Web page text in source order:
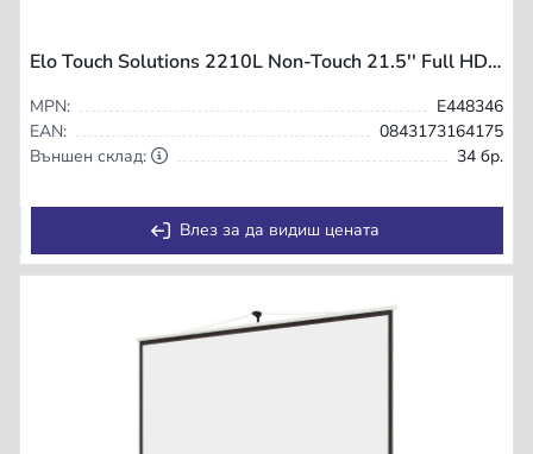
Elo Touch Solutions 2210L Non-Touch 21.5'' Full HD Kit schwarz - Flat Screen - 54.6 cm
MPN:
E448346
EAN:
0843173164175
Външен склад:
34 бр.
Влез за да видиш цената